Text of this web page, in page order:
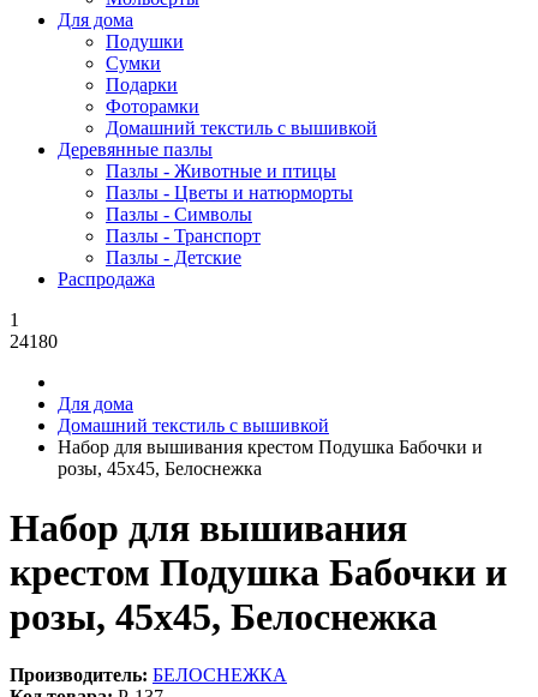
Для дома
Подушки
Сумки
Подарки
Фоторамки
Домашний текстиль с вышивкой
Деревянные пазлы
Пазлы - Животные и птицы
Пазлы - Цветы и натюрморты
Пазлы - Символы
Пазлы - Транспорт
Пазлы - Детские
Распродажа
1
24180
Для дома
Домашний текстиль с вышивкой
Набор для вышивания крестом Подушка Бабочки и
розы, 45x45, Белоснежка
Набор для вышивания
крестом Подушка Бабочки и
розы, 45x45, Белоснежка
Производитель: БЕЛОСНЕЖКА